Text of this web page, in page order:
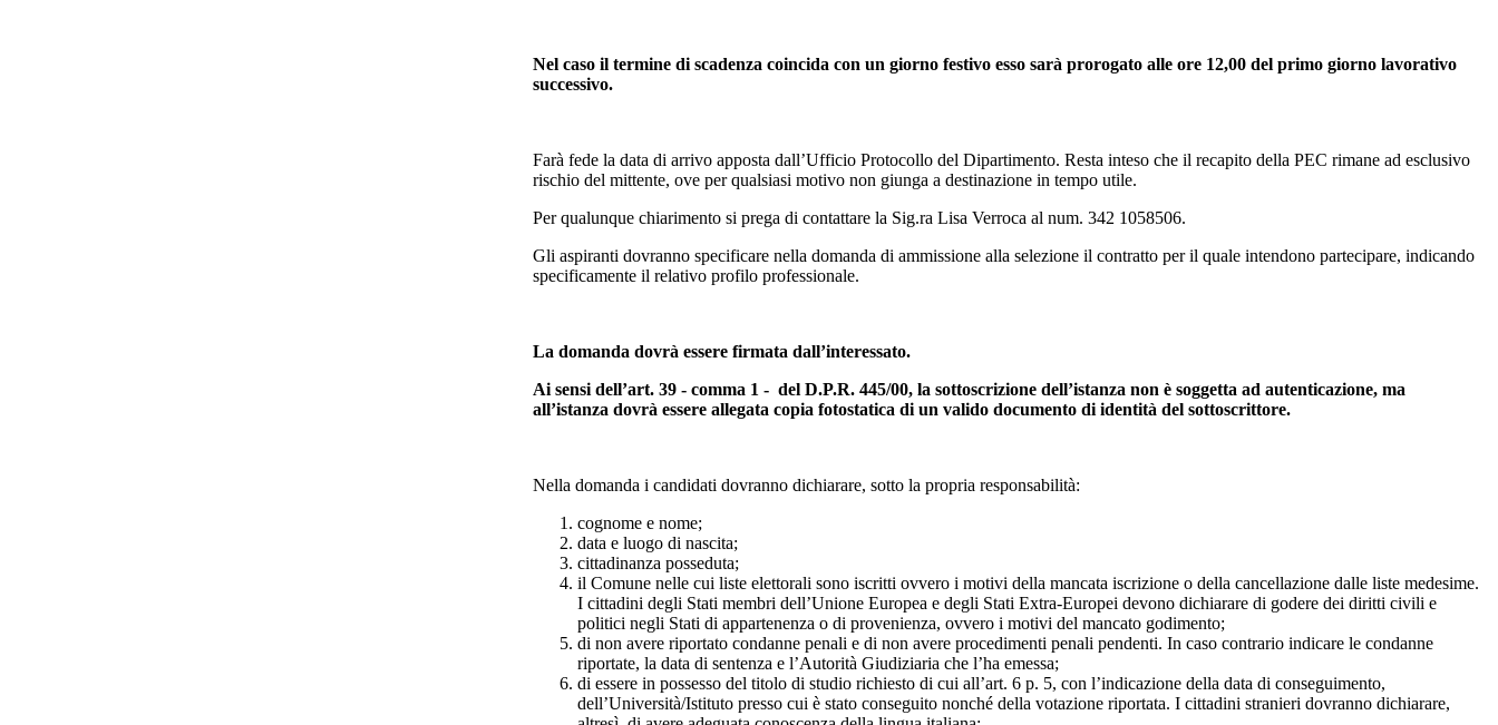
Nel caso il termine di scadenza coincida con un giorno festivo esso sarà prorogato alle ore 12,00 del primo giorno lavorativo
successivo.
Farà fede la data di arrivo apposta dall’Ufficio Protocollo del Dipartimento. Resta inteso che il recapito della PEC rimane ad esclusivo
rischio del mittente, ove per qualsiasi motivo non giunga a destinazione in tempo utile.
Per qualunque chiarimento si prega di contattare la Sig.ra Lisa Verroca al num. 342 1058506.
Gli aspiranti dovranno specificare nella domanda di ammissione alla selezione il contratto per il quale intendono partecipare, indicando
specificamente il relativo profilo professionale.
La domanda dovrà essere firmata dall’interessato.
Ai sensi dell’art. 39 - comma 1 - del D.P.R. 445/00, la sottoscrizione dell’istanza non è soggetta ad autenticazione, ma
all’istanza dovrà essere allegata copia fotostatica di un valido documento di identità del sottoscrittore.
Nella domanda i candidati dovranno dichiarare, sotto la propria responsabilità:
cognome e nome;
data e luogo di nascita;
cittadinanza posseduta;
il Comune nelle cui liste elettorali sono iscritti ovvero i motivi della mancata iscrizione o della cancellazione dalle liste medesime.
I cittadini degli Stati membri dell’Unione Europea e degli Stati Extra-Europei devono dichiarare di godere dei diritti civili e
politici negli Stati di appartenenza o di provenienza, ovvero i motivi del mancato godimento;
di non avere riportato condanne penali e di non avere procedimenti penali pendenti. In caso contrario indicare le condanne
riportate, la data di sentenza e l’Autorità Giudiziaria che l’ha emessa;
di essere in possesso del titolo di studio richiesto di cui all’art. 6 p. 5, con l’indicazione della data di conseguimento,
dell’Università/Istituto presso cui è stato conseguito nonché della votazione riportata. I cittadini stranieri dovranno dichiarare,